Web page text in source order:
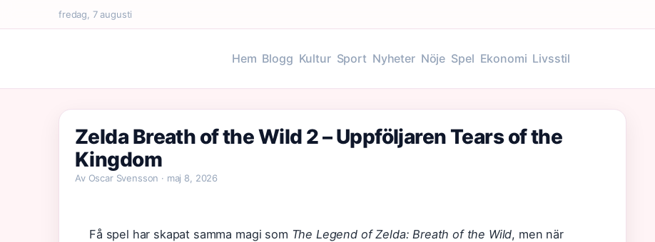
fredag, 7 augusti
Hem Blogg Kultur Sport Nyheter Nöje Spel Ekonomi Livsstil
Zelda Breath of the Wild 2 – Uppföljaren Tears of the
Kingdom
Av Oscar Svensson · maj 8, 2026
Få spel har skapat samma magi som The Legend of Zelda: Breath of the Wild, men när